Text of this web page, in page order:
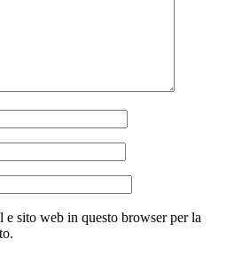
e sito web in questo browser per la